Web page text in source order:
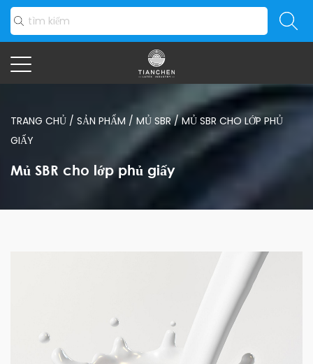
TRANG CHỦ / SẢN PHẨM / MỦ SBR/MỦ SBR CHO LỚP PHỦ
GIẤY
Mủ SBR cho lớp phủ giấy